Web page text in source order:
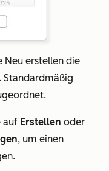
Neu erstellen die
Standardmäßig
auf Erstellen oder
, um einen